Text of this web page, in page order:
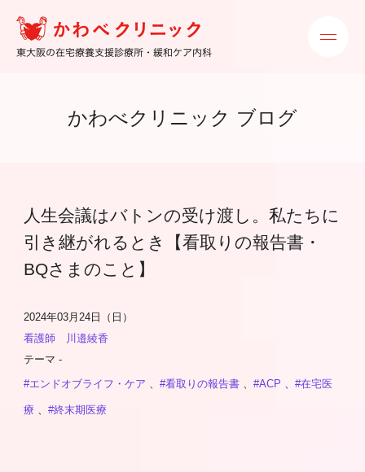
かわべクリニック ブログ
人生会議はバトンの受け渡し。私たちに
引き継がれるとき【看取りの報告書・
BQさまのこと】
2024年03月24日（日）
看護師 川邉綾香
テーマ -
#エンドオブライフ・ケア 、 #看取りの報告書 、 #ACP 、 #在宅医
療 、 #終末期医療